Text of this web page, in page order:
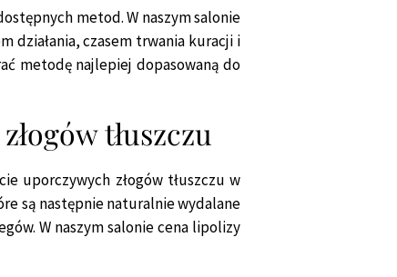
metod. W naszym salonie
działania, czasem trwania kuracji i
metodę najlepiej dopasowaną do
tłuszczu
uporczywych złogów tłuszczu w
są następnie naturalnie wydalane
W naszym salonie cena lipolizy